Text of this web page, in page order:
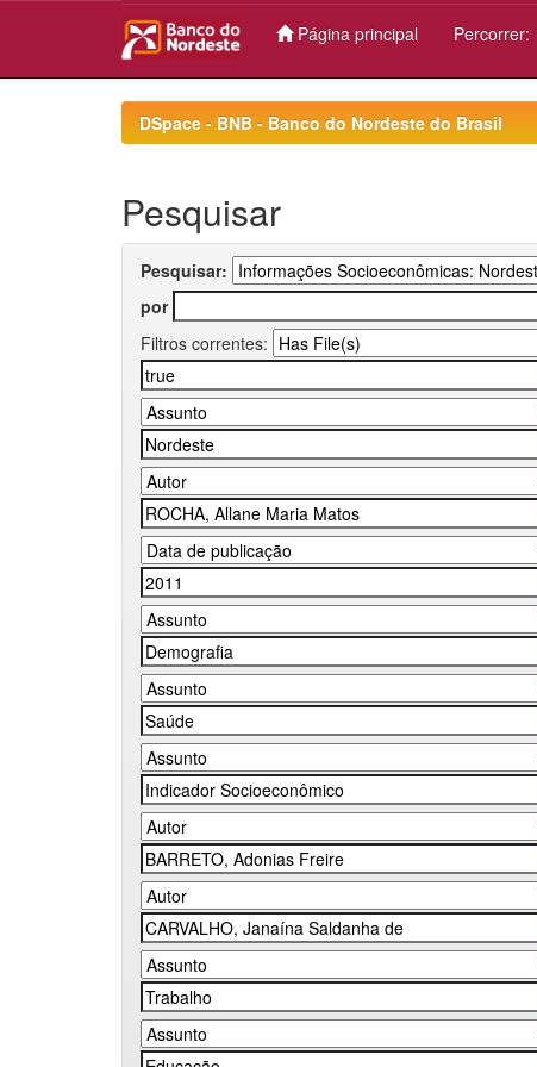
Página principal Percorrer:
DSpace - BNB - Banco do Nordeste do Brasil
Pesquisar
Pesquisar:
por
Filtros correntes: